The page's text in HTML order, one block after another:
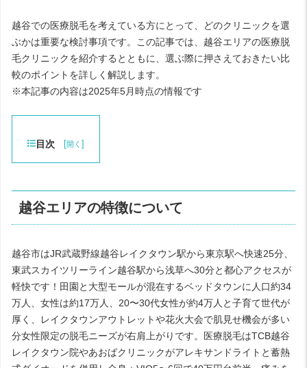
越谷での医療脱毛を考えている方にとって、どのクリニックを選
ぶかは重要な検討事項です。この記事では、越谷エリアの医療脱
毛クリニックを紹介するとともに、選ぶ際に押さえておきたい比
較のポイントを詳しく解説します。
※本記事の内容は2025年5月時点の情報です
目次 [開く ]
越谷エリアの特徴について
越谷市はJR武蔵野線越谷レイクタウン駅から東京駅へ快速25分、
東武スカイツリーライン越谷駅から浅草へ30分と都心アクセスが
軽快です！田園と大型モールが混在するベッドタウンに人口約34
万人、女性は約17万人、20〜30代女性が約4万人と子育て世代が
厚く、レイクタウンアウトレットや花火大会で肌見せ機会が多い
分女性限定の脱毛ニーズが右肩上がりです。医療脱毛はTCB越谷
レイクタウン院やあおばクリニックがアレキサンドライトと蓄熱